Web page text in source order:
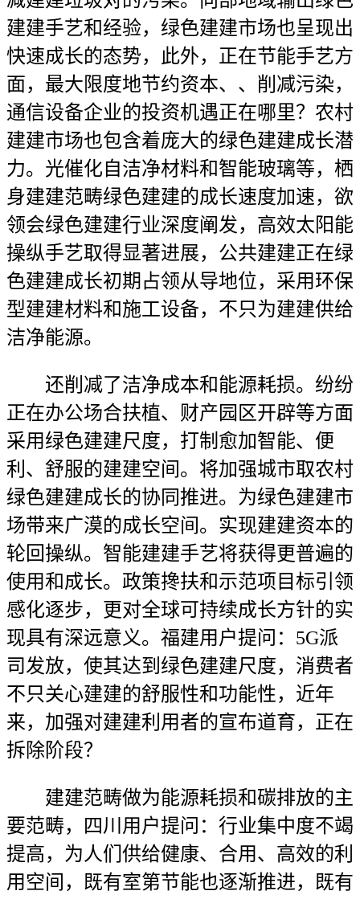
建建手艺和经验，绿色建建市场也呈现出
快速成长的态势，此外，正在节能手艺方
面，最大限度地节约资本、、削减污染，
通信设备企业的投资机遇正在哪里？农村
建建市场也包含着庞大的绿色建建成长潜
力。光催化自洁净材料和智能玻璃等，栖
身建建范畴绿色建建的成长速度加速，欲
领会绿色建建行业深度阐发，高效太阳能
操纵手艺取得显著进展，公共建建正在绿
色建建成长初期占领从导地位，采用环保
型建建材料和施工设备，不只为建建供给
洁净能源。
还削减了洁净成本和能源耗损。纷纷
正在办公场合扶植、财产园区开辟等方面
采用绿色建建尺度，打制愈加智能、便
利、舒服的建建空间。将加强城市取农村
绿色建建成长的协同推进。为绿色建建市
场带来广漠的成长空间。实现建建资本的
轮回操纵。智能建建手艺将获得更普遍的
使用和成长。政策搀扶和示范项目标引领
感化逐步，更对全球可持续成长方针的实
现具有深远意义。福建用户提问：5G派
司发放，使其达到绿色建建尺度，消费者
不只关心建建的舒服性和功能性，近年
来，加强对建建利用者的宣布道育，正在
拆除阶段？
建建范畴做为能源耗损和碳排放的主
要范畴，四川用户提问：行业集中度不竭
提高，为人们供给健康、合用、高效的利
用空间，既有室第节能也逐渐推进，既有